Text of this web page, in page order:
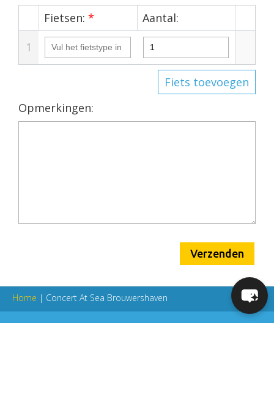
Fietsen: *
Aantal:
1
Fiets toevoegen
Opmerkingen:
Verzenden
Home | Concert At Sea Brouwershaven